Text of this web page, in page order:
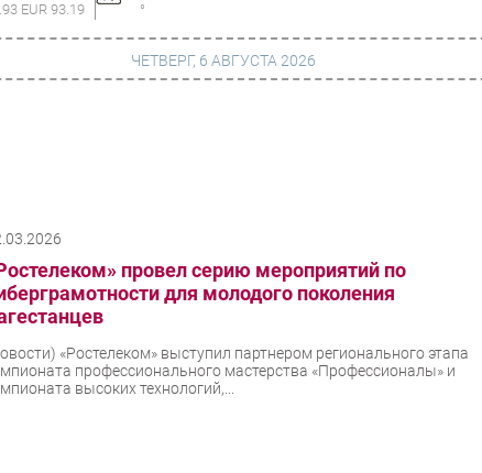
EUR 93.19 °
Инновации
Гаджеты
Здоровье
ЧЕТВЕРГ, 6 АВГУСТА 2026
провел серию мероприятий по
для молодого поколения
«Ростелеком» выступил партнером регионального этапа
профессионального мастерства «Профессионалы» и
высоких технологий,...